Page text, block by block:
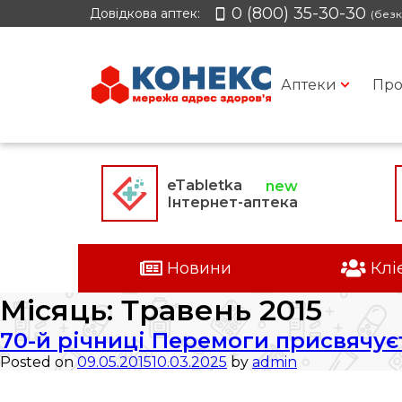
Довідкова аптек: 0 (800) 35-30-30
Аптеки
eTabletka
Інтернет-аптека
Новини
Місяць: Травень 2015
70-й річниці Перемоги
Posted on 09.05.201510.03.2025 by admin